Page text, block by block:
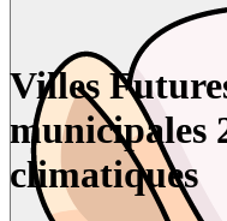
Villes
municipales
climatiques